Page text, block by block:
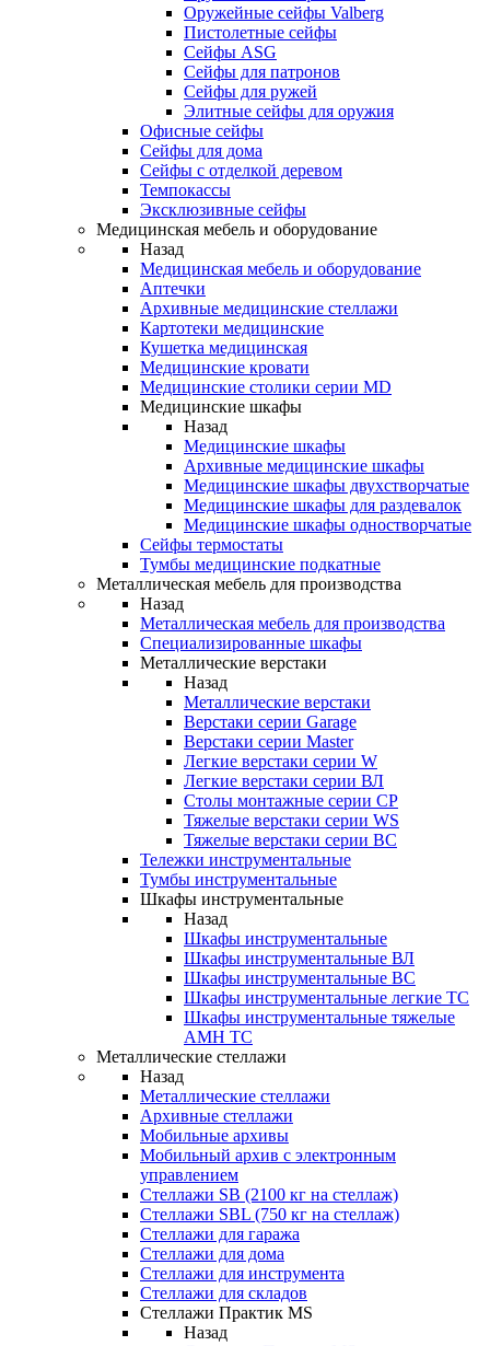
Оружейные сейфы Valberg
Пистолетные сейфы
Сейфы ASG
Сейфы для патронов
Сейфы для ружей
Элитные сейфы для оружия
Офисные сейфы
Сейфы для дома
Сейфы с отделкой деревом
Темпокассы
Эксклюзивные сейфы
Медицинская мебель и оборудование
Назад
Медицинская мебель и оборудование
Аптечки
Архивные медицинские стеллажи
Картотеки медицинские
Кушетка медицинская
Медицинские кровати
Медицинские столики серии MD
Медицинские шкафы
Назад
Медицинские шкафы
Архивные медицинские шкафы
Медицинские шкафы двухстворчатые
Медицинские шкафы для раздевалок
Медицинские шкафы одностворчатые
Сейфы термостаты
Тумбы медицинские подкатные
Металлическая мебель для производства
Назад
Металлическая мебель для производства
Cпециализированные шкафы
Металлические верстаки
Назад
Металлические верстаки
Верстаки серии Garage
Верстаки серии Master
Легкие верстаки серии W
Легкие верстаки серии ВЛ
Столы монтажные серии СР
Тяжелые верстаки серии WS
Тяжелые верстаки серии ВС
Тележки инструментальные
Тумбы инструментальные
Шкафы инструментальные
Назад
Шкафы инструментальные
Шкафы инструментальные ВЛ
Шкафы инструментальные ВС
Шкафы инструментальные легкие ТС
Шкафы инструментальные тяжелые
AMH TC
Металлические стеллажи
Назад
Металлические стеллажи
Архивные стеллажи
Мобильные архивы
Мобильный архив с электронным
управлением
Стеллажи SB (2100 кг на стеллаж)
Стеллажи SBL (750 кг на стеллаж)
Стеллажи для гаража
Стеллажи для дома
Стеллажи для инструмента
Стеллажи для складов
Стеллажи Практик MS
Назад